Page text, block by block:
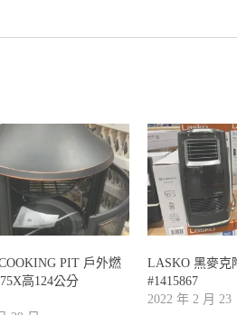
PIT 戶外燃
高124公分
LASKO 黑麥克
#1415867
2022 年 2 月 23